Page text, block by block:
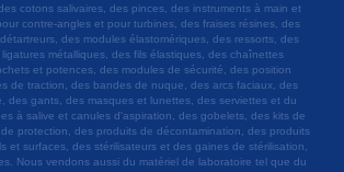
cotons salivaires, des pinces, des instruments à main et
contre-angles et pour turbines, des fraises résines, des
des modules élastomériques, des ressorts, des
métalliques, des fils élastiques, des chaînettes
et potences, des modules de sécurité, des position
de traction, des bandes de nuque, des arcs faciaux, des
des gants, des masques et lunettes, des serviettes et du
à salive et canules d'aspiration, des gobelets, des kits de
protection, des produits de décontamination, des produits
et surfaces, des stérilisateurs et des gaines de stérilisation,
Nous vendons aussi du matériel de laboratoire tel que du